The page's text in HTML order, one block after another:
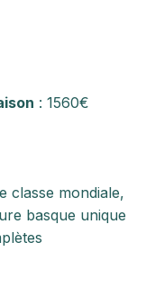
: 1560€
classe mondiale,
basque unique